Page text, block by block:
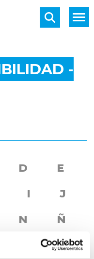
-
D
E
I
J
N
Ñ
S